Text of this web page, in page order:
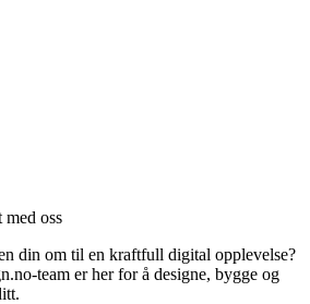
med oss
din om til en kraftfull digital opplevelse?
team er her for å designe, bygge og